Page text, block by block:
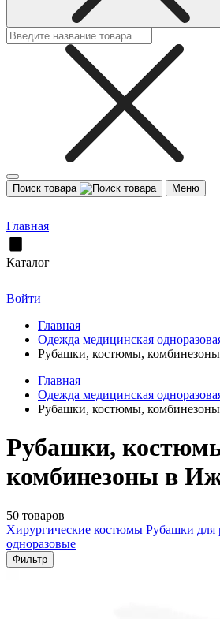
Поиск товара Меню
Главная
Каталог
Войти
Главная
Одежда медицинская
Рубашки, костюмы, комбинезоны
Главная
Одежда медицинская
Рубашки, костюмы, комбинезоны
Рубашки,
комбинезоны в
50 товаров
Хирургические костюмы Рубашки для
одноразовые
Фильтр